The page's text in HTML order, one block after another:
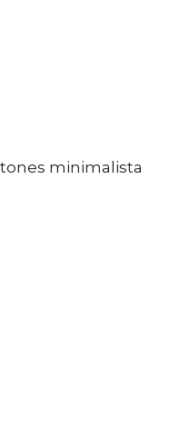
minimalista